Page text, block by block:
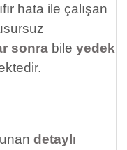
hata ile çalışan
sonra bile yedek
detaylı